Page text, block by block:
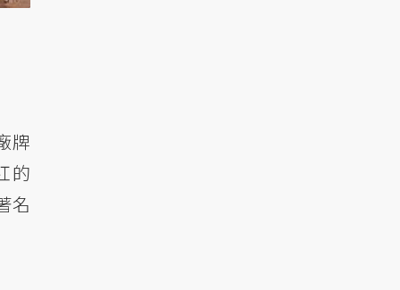
牌
的
名